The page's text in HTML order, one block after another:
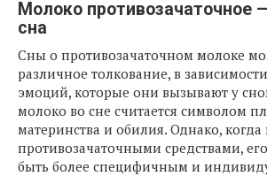
Молоко противозачаточное
сна
Сны о противозачаточном молоке
различное толкование, в
эмоций, которые они вызывают у
молоко во сне считается символом
материнства и обилия. Однако, когда
противозачаточными средствами,
быть более специфичным и